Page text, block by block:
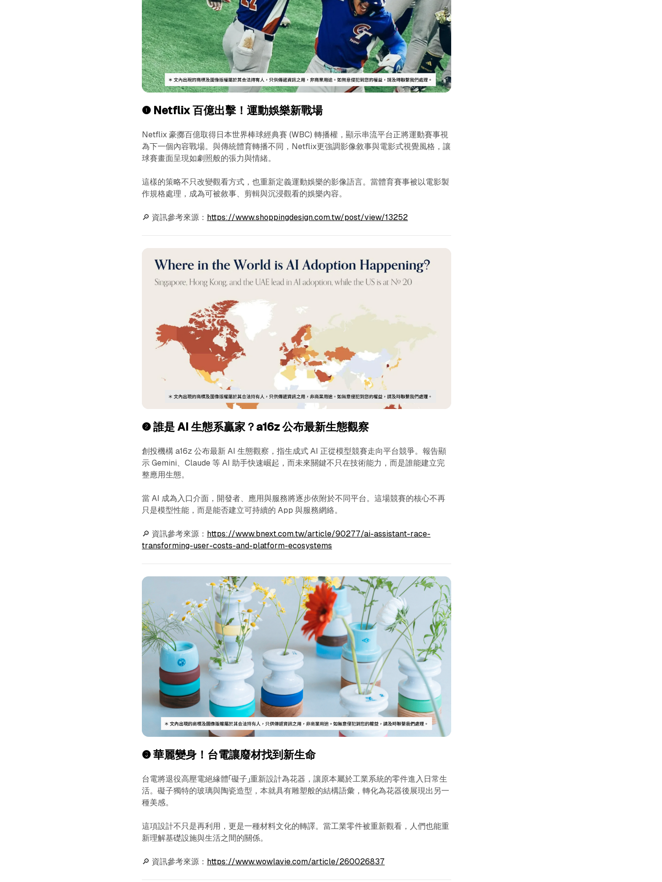
❶ Netflix 百億出擊！運動娛樂新戰場
Netflix 豪擲百億取得日本世界棒球經典賽 (WBC) 轉播權，顯示串流平台正將運動賽事視
為下一個內容戰場。與傳統體育轉播不同，Netflix更強調影像敘事與電影式視覺風格，讓
球賽畫面呈現如劇照般的張力與情緒。
這樣的策略不只改變觀看方式，也重新定義運動娛樂的影像語言。當體育賽事被以電影製
作規格處理，成為可被敘事、剪輯與沉浸觀看的娛樂內容。
🔎 資訊參考來源： https://www.shoppingdesign.com.tw/post/view/13252
❷ 誰是 AI 生態系贏家？a16z 公布最新生態觀察
創投機構 a16z 公布最新 AI 生態觀察，指生成式 AI 正從模型競賽走向平台競爭。報告顯
示 Gemini、Claude 等 AI 助手快速崛起，而未來關鍵不只在技術能力，而是誰能建立完
整應用生態。
當 AI 成為入口介面，開發者、應用與服務將逐步依附於不同平台。這場競賽的核心不再
只是模型性能，而是能否建立可持續的 App 與服務網絡。
🔎 資訊參考來源： https://www.bnext.com.tw/article/90277/ai-assistant-race-
transforming-user-costs-and-platform-ecosystems
❸ 華麗變身！台電讓廢材找到新生命
台電將退役高壓電絕緣體「礙子」重新設計為花器，讓原本屬於工業系統的零件進入日常生
活。礙子獨特的玻璃與陶瓷造型，本就具有雕塑般的結構語彙，轉化為花器後展現出另一
種美感。
這項設計不只是再利用，更是一種材料文化的轉譯。當工業零件被重新觀看，人們也能重
新理解基礎設施與生活之間的關係。
🔎 資訊參考來源： https://www.wowlavie.com/article/260026837